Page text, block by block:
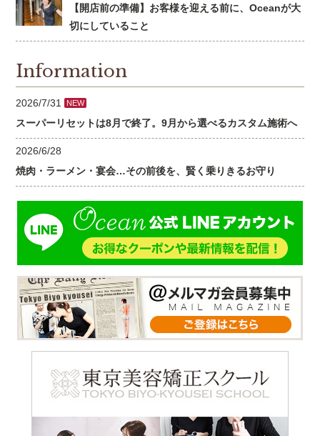
【開店前の準備】お客様を迎える前に、Oceanが大
切にしていること
Information
2026/7/31 NEW
スーパーリセットは8月で終了。9月から選べるカスタム施術へ
2026/6/28
焼肉・ラーメン・宴会…その前後を、賢く乗りきるお守り